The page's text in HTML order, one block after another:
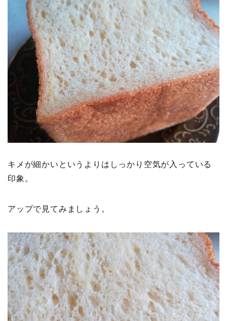
キメが細かいというよりはしっかり空気が入っている
印象。
アップで見てみましょう。